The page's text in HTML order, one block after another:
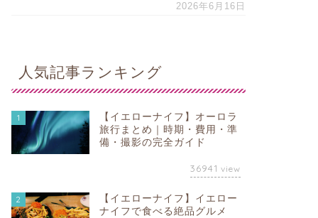
2026年6月16日
人気記事ランキング
1
【イエローナイフ】オーロラ
旅行まとめ｜時期・費用・準
備・撮影の完全ガイド
36941 view
2
【イエローナイフ】イエロー
ナイフで食べる絶品グルメ